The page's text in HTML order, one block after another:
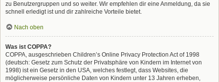
zu Benutzergruppen und so weiter. Wir empfehlen dir eine Anmeldung, da sie
schnell erledigt ist und dir zahlreiche Vorteile bietet.
Nach oben
Was ist COPPA?
COPPA, ausgeschrieben Children’s Online Privacy Protection Act of 1998
(deutsch: Gesetz zum Schutz der Privatsphäre von Kindern im Internet von
1998) ist ein Gesetz in den USA, welches festlegt, dass Websites, die
möglicherweise persönliche Daten von Kindern unter 13 Jahren erheben,